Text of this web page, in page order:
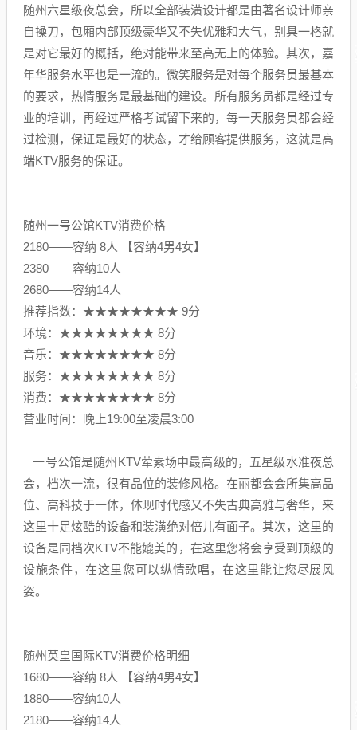
随州六星级夜总会，所以全部装潢设计都是由著名设计师亲
自操刀，包厢内部顶级豪华又不失优雅和大气，别具一格就
是对它最好的概括，绝对能带来至高无上的体验。其次，嘉
年华服务水平也是一流的。微笑服务是对每个服务员最基本
的要求，热情服务是最基础的建设。所有服务员都是经过专
业的培训，再经过严格考试留下来的，每一天服务员都会经
过检测，保证是最好的状态，才给顾客提供服务，这就是高
端KTV服务的保证。
随州一号公馆KTV消费价格
2180——容纳 8人 【容纳4男4女】
2380——容纳10人
2680——容纳14人
推荐指数：★★★★★★★★ 9分
环境：★★★★★★★★ 8分
音乐：★★★★★★★★ 8分
服务：★★★★★★★★ 8分
消费：★★★★★★★★ 8分
营业时间：晚上19:00至凌晨3:00
一号公馆是随州KTV荤素场中最高级的，五星级水准夜总
会，档次一流，很有品位的装修风格。在丽都会会所集高品
位、高科技于一体，体现时代感又不失古典高雅与奢华，来
这里十足炫酷的设备和装潢绝对倍儿有面子。其次，这里的
设备是同档次KTV不能媲美的，在这里您将会享受到顶级的
设施条件，在这里您可以纵情歌唱，在这里能让您尽展风
姿。
随州英皇国际KTV消费价格明细
1680——容纳 8人 【容纳4男4女】
1880——容纳10人
2180——容纳14人